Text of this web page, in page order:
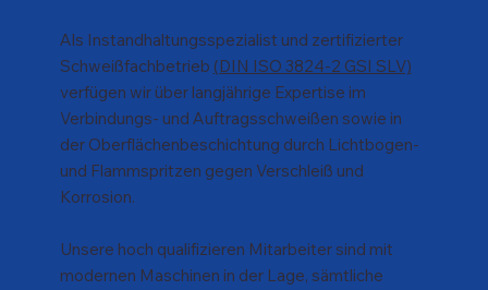
Als Instandhaltungsspezialist und zertifizierter
Schweißfachbetrieb (DIN ISO 3824-2 GSI SLV)
verfügen wir über langjährige Expertise im
Verbindungs- und Auftragsschweißen sowie in
der Oberflächenbeschichtung durch Lichtbogen-
und Flammspritzen gegen Verschleiß und
Korrosion.
Unsere hoch qualifizieren Mitarbeiter sind mit
modernen Maschinen in der Lage, sämtliche